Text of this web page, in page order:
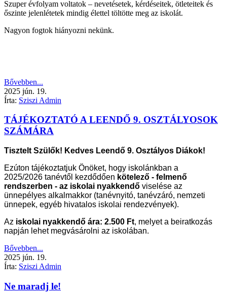
Szuper évfolyam voltatok – nevetésetek, kérdéseitek, ötleteitek és
őszinte jelenlétetek mindig élettel töltötte meg az iskolát.
Nagyon fogtok hiányozni nekünk.
Bővebben...
2025 jún. 19.
Írta: Sziszi Admin
TÁJÉKOZTATÓ A LEENDŐ 9. OSZTÁLYOSOK
SZÁMÁRA
Tisztelt Szülők! Kedves Leendő 9. Osztályos Diákok!
Ezúton tájékoztatjuk Önöket, hogy iskolánkban a
2025/2026 tanévtől kezdődően kötelező - felmenő
rendszerben - az iskolai nyakkendő viselése az
ünnepélyes alkalmakkor (tanévnyitó, tanévzáró, nemzeti
ünnepek, egyéb hivatalos iskolai rendezvények).
Az iskolai nyakkendő ára: 2.500 Ft, melyet a beiratkozás
napján lehet megvásárolni az iskolában.
Bővebben...
2025 jún. 19.
Írta: Sziszi Admin
Ne maradj le!